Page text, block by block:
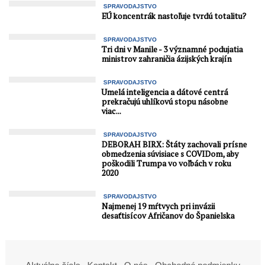
SPRAVODAJSTVO
EÚ koncentrák nastoľuje tvrdú totalitu?
SPRAVODAJSTVO
Tri dni v Manile - 3 významné podujatia
ministrov zahraničia ázijských krajín
SPRAVODAJSTVO
Umelá inteligencia a dátové centrá
prekračujú uhlíkovú stopu násobne
viac...
SPRAVODAJSTVO
DEBORAH BIRX: Štáty zachovali prísne
obmedzenia súvisiace s COVIDom, aby
poškodili Trumpa vo voľbách v roku
2020
SPRAVODAJSTVO
Najmenej 19 mŕtvych pri invázii
desaťtisícov Afričanov do Španielska